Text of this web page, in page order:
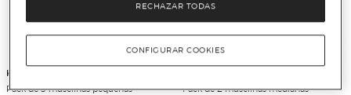
Koku Baby
Pack de 3 muselinas pequeñas
Pack de 2 muselinas medianas
RECHAZAR TODAS
CONFIGURAR COOKIES